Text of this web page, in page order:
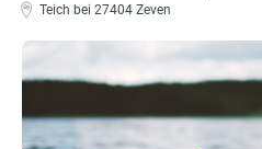
Teich bei 27404 Zeven